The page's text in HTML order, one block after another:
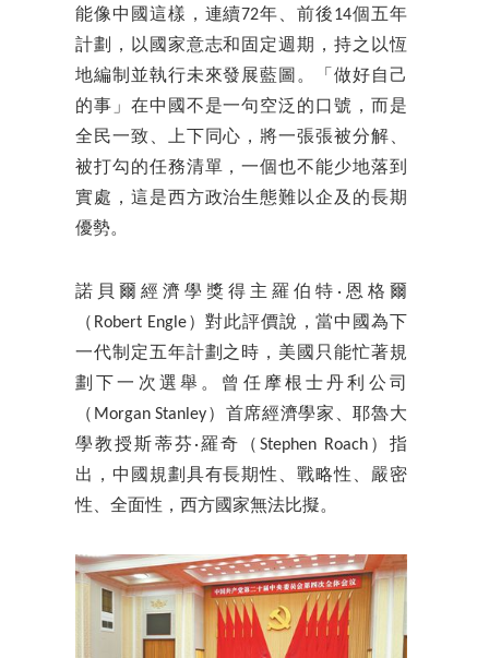
能像中國這樣，連續72年、前後14個五年
計劃，以國家意志和固定週期，持之以恆
地編制並執行未來發展藍圖。「做好自己
的事」在中國不是一句空泛的口號，而是
全民一致、上下同心，將一張張被分解、
被打勾的任務清單，一個也不能少地落到
實處，這是西方政治生態難以企及的長期
優勢。
諾貝爾經濟學獎得主羅伯特·恩格爾
（Robert Engle）對此評價說，當中國為下
一代制定五年計劃之時，美國只能忙著規
劃下一次選舉。曾任摩根士丹利公司
（Morgan Stanley）首席經濟學家、耶魯大
學教授斯蒂芬·羅奇（Stephen Roach）指
出，中國規劃具有長期性、戰略性、嚴密
性、全面性，西方國家無法比擬。